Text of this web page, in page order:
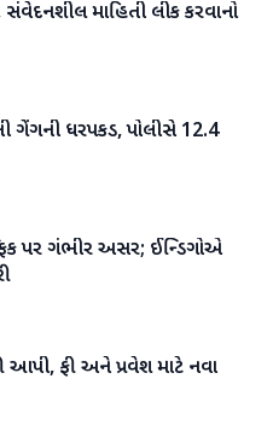
સંવેદનશીલ માહિતી લીક કરવાનો
ગેંગની ધરપકડ, પોલીસે 12.4
પર ગંભીર અસર; ઈન્ડિગોએ
આપી, ફી અને પ્રવેશ માટે નવા